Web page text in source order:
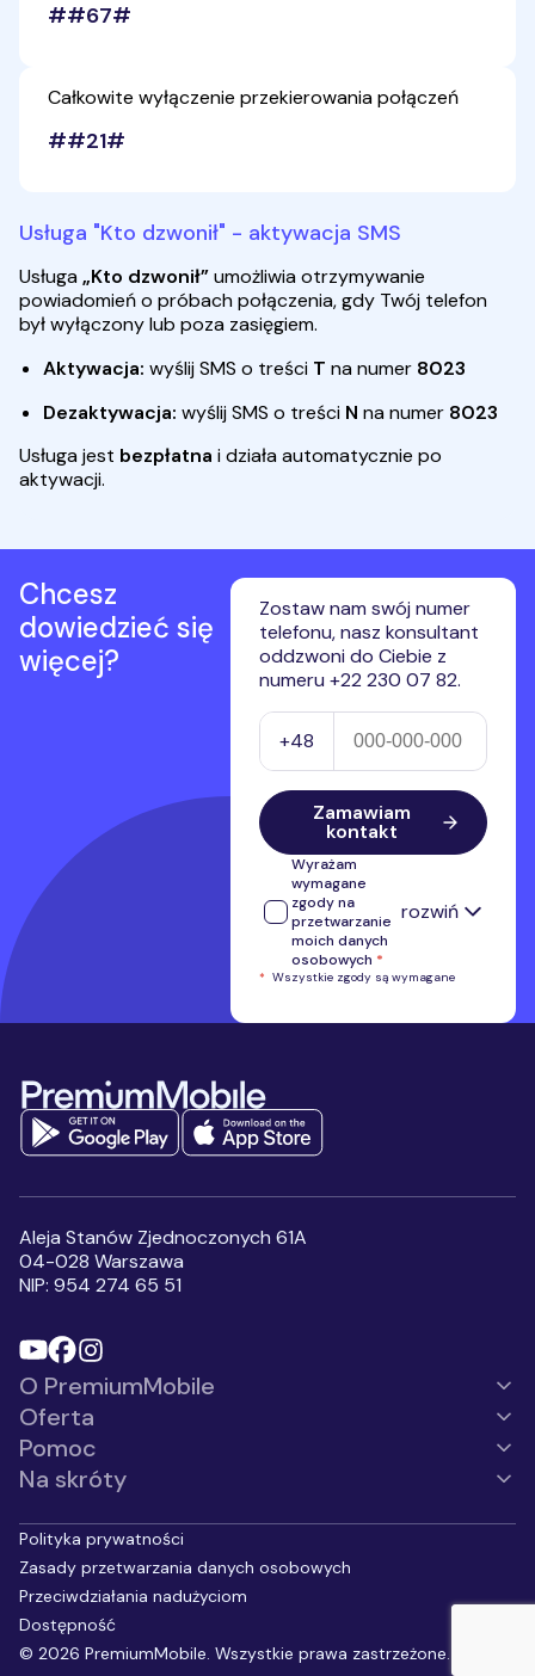
##67#
Całkowite wyłączenie przekierowania połączeń
##21#
Usługa "Kto dzwonił" - aktywacja SMS
Usługa„Kto dzwonił”umożliwia otrzymywanie
powiadomień o próbach połączenia, gdy Twój telefon
był wyłączony lub poza zasięgiem.
Aktywacja: wyślij SMS o treści T na numer 8023
Dezaktywacja: wyślij SMS o treści N na numer 8023
Usługa jest bezpłatna i działa automatycznie po
aktywacji.
Chcesz
dowiedzieć się
więcej?
Zostaw nam swój numer
telefonu, nasz konsultant
oddzwoni do Ciebie z
numeru +22 230 07 82.
Numer telefonu
+48
Zamawiam
kontakt
Wyrażam
wymagane
zgody na
przetwarzanie
moich danych
osobowych *
rozwiń
Wyrażam zgodę na przetwarzanie
numeru telefonu w celu kontaktu i
na temat
przetwarzania danych
o.o., informacji handlowych,
w tym na marketing
* Wszystkie zgody są wymagane
Aleja Stanów Zjednoczonych 61A
04-028 Warszawa
NIP: 954 274 65 51
O PremiumMobile
Oferta
Pomoc
Na skróty
© 2026 PremiumMobile. Wszystkie prawa zastrzeżone.
Polityka prywatności
Zasady przetwarzania danych osobowych
Przeciwdziałania nadużyciom
Dostępność